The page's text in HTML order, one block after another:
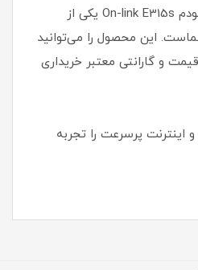
قیمت مناسب هستید، مودم On-link E315s یکی از
این محصول را می‌توانید
و گارانتی معتبر خریداری
اینترنت پرسرعت را تجربه